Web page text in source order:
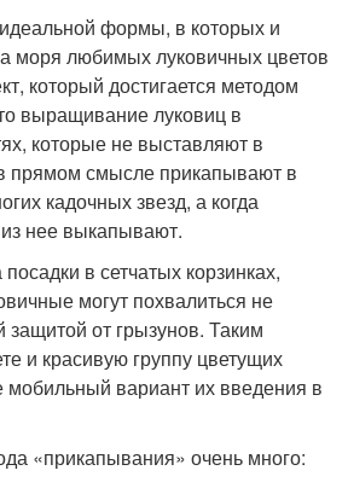
формы, в которых и
моря любимых луковичных цветов
который достигается методом
выращивание луковиц в
которые не выставляют в
прямом смысле прикапывают в
кадочных звезд, а когда
нее выкапывают.
в сетчатых корзинках,
могут похвалиться не
от грызунов. Таким
и красивую группу цветущих
мобильный вариант их введения в
«прикапывания» очень много: